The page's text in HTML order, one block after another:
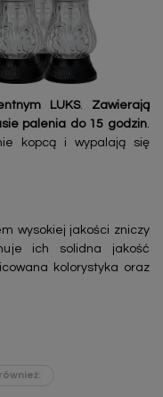
LUKS. Zawierają
palenia do 15 godzin
kopcą i wypalają się
wysokiej jakości zniczy
ich solidna jakość
kolorystyka oraz